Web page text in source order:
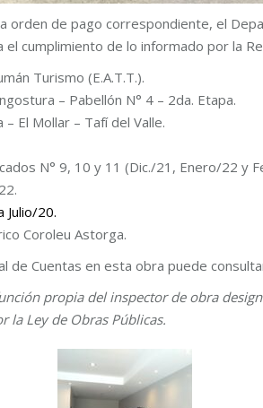
orden de pago correspondiente, el
cumplimiento de lo informado por la
Turismo (E.A.T.T.).
– Pabellón N° 4 – 2da. Etapa.
El Mollar – Tafí del Valle.
N° 9, 10 y 11 (Dic./21, Enero/22 y
Julio/20.
Coroleu Astorga.
de Cuentas en esta obra puede
propia del inspector de obra
la Ley de Obras Públicas.